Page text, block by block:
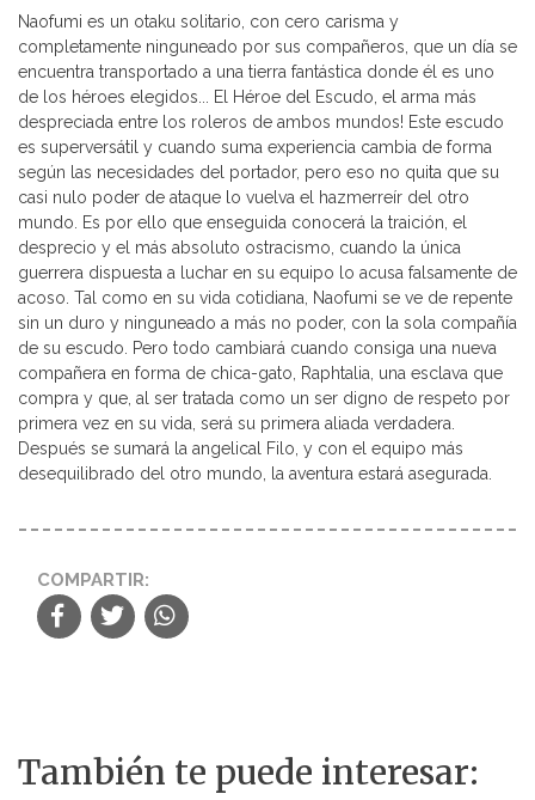
Naofumi es un otaku solitario, con cero carisma y
completamente ninguneado por sus compañeros, que un día se
encuentra transportado a una tierra fantástica donde él es uno
de los héroes elegidos... El Héroe del Escudo, el arma más
despreciada entre los roleros de ambos mundos! Este escudo
es superversátil y cuando suma experiencia cambia de forma
según las necesidades del portador, pero eso no quita que su
casi nulo poder de ataque lo vuelva el hazmerreír del otro
mundo. Es por ello que enseguida conocerá la traición, el
desprecio y el más absoluto ostracismo, cuando la única
guerrera dispuesta a luchar en su equipo lo acusa falsamente de
acoso. Tal como en su vida cotidiana, Naofumi se ve de repente
sin un duro y ninguneado a más no poder, con la sola compañía
de su escudo. Pero todo cambiará cuando consiga una nueva
compañera en forma de chica-gato, Raphtalia, una esclava que
compra y que, al ser tratada como un ser digno de respeto por
primera vez en su vida, será su primera aliada verdadera.
Después se sumará la angelical Filo, y con el equipo más
desequilibrado del otro mundo, la aventura estará asegurada.
COMPARTIR:
También te puede interesar: